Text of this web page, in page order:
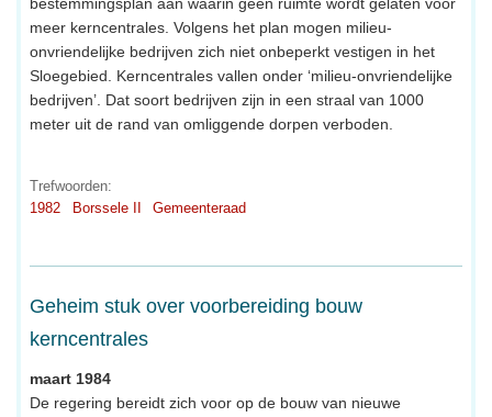
meer kerncentrales. Volgens het plan mogen milieu-
onvriendelijke bedrijven zich niet onbeperkt vestigen in het
Sloegebied. Kerncentrales vallen onder ‘milieu-onvriendelijke
bedrijven’. Dat soort bedrijven zijn in een straal van 1000
meter uit de rand van omliggende dorpen verboden.
Trefwoorden:
1982
Borssele II Gemeenteraad
Geheim stuk over voorbereiding bouw
kerncentrales
maart 1984
De regering bereidt zich voor op de bouw van nieuwe